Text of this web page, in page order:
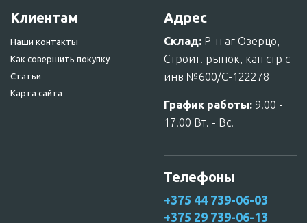
Клиентам
Наши контакты
Как совершить покупку
Статьи
Карта сайта
Адрес
Склад: Р-н аг Озерцо,
Строит. рынок, кап стр с
инв №600/С-122278
График работы: 9.00 -
17.00 Вт. - Вс.
Телефоны
+375 44 739-06-03
+375 29 739-06-13